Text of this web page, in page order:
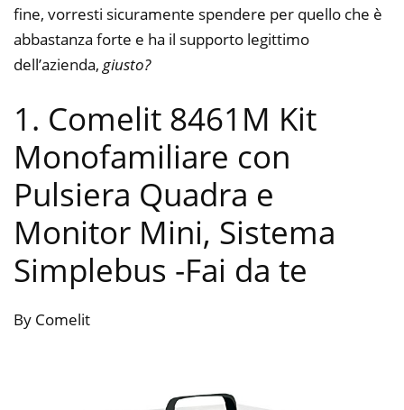
fine, vorresti sicuramente spendere per quello che è
abbastanza forte e ha il supporto legittimo
dell’azienda, giusto?
1. Comelit 8461M Kit
Monofamiliare con
Pulsiera Quadra e
Monitor Mini, Sistema
Simplebus -Fai da te
By Comelit